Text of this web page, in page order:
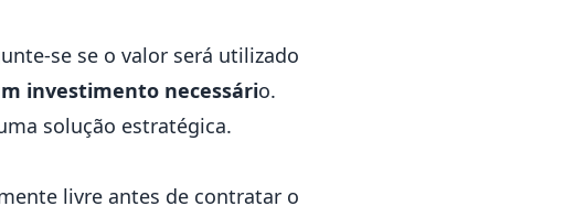
se se o valor será utilizado
investimento necessário.
solução estratégica.
livre antes de contratar o